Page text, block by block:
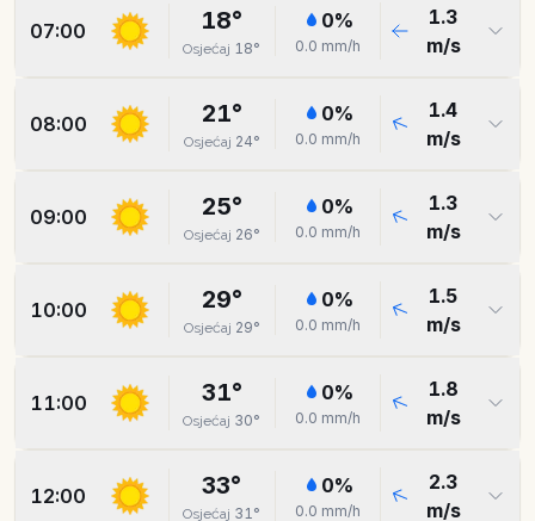
07:00 18°
Osjećaj 18°
0%
0.0 mm/h
1.3
m/s
08:00 21°
Osjećaj 24°
0%
0.0 mm/h
1.4
m/s
09:00 25°
Osjećaj 26°
0%
0.0 mm/h
1.3
m/s
10:00 29°
Osjećaj 29°
0%
0.0 mm/h
1.5
m/s
11:00 31°
Osjećaj 30°
0%
0.0 mm/h
1.8
m/s
12:00 33°
Osjećaj 31°
0%
0.0 mm/h
2.3
m/s